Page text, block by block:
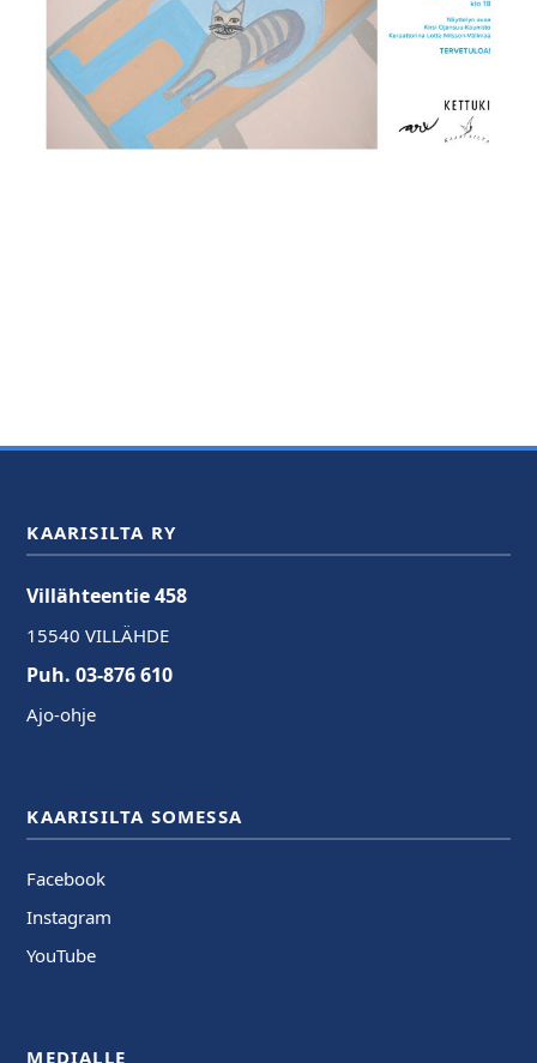
KAARISILTA RY
Villähteentie 458
15540 VILLÄHDE
Puh. 03-876 610
Ajo-ohje
KAARISILTA SOMESSA
Facebook
Instagram
YouTube
MEDIALLE